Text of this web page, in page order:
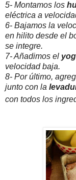
5- Montamos los
eléctrica a
6- Bajamos la
en hilito desde el
se integre.
7- Añadimos el
velocidad baja.
8- Por último,
junto con la
con todos los